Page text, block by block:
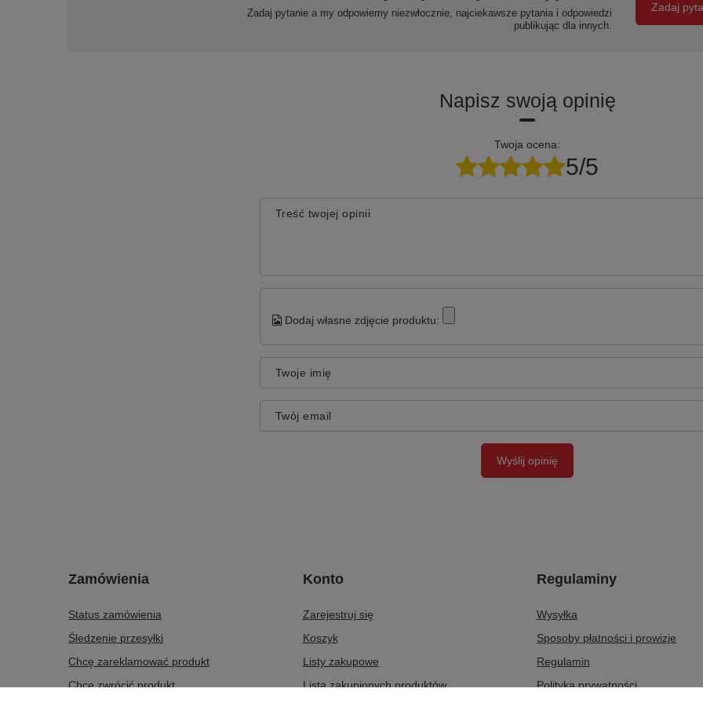
Zadaj pytanie a my odpowiemy niezwłocznie, najciekawsze pytania i odpowiedzi
publikując dla innych.
Zadaj
Napisz swoją opinię
Twoja ocena:
5/5
Treść twojej opinii
Dodaj własne zdjęcie produktu:
Twoje imię
Twój email
Wyślij opinię
Zamówienia
Status zamówienia
Śledzenie przesyłki
Chcę zareklamować produkt
Chcę zwrócić produkt
Konto
Zarejestruj się
Koszyk
Listy zakupowe
Lista zakupionych produktów
Regulaminy
Wysyłka
Sposoby płatności i prowizje
Regulamin
Polityka prywatności